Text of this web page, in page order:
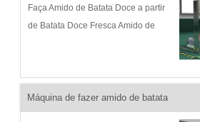
Faça Amido de Batata Doce a partir
de Batata Doce Fresca Amido de
desenvolvendo continuamente
máquina de amido de batata...
Máquina de fazer amido de batata